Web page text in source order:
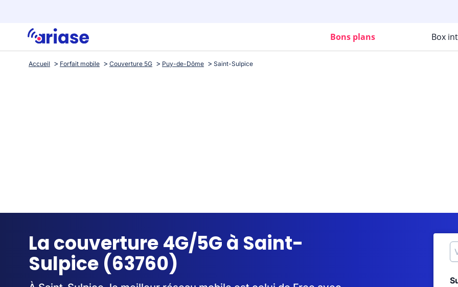
Bons plans Box
Accueil Forfait mobile Couverture 5G Puy-de-Dôme Saint-Sulpice
La couverture 4G/5G à Saint-
Sulpice (63760)